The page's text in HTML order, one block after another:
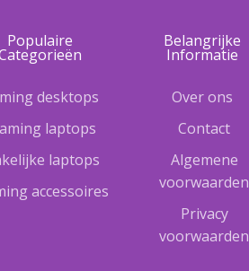
Populaire
desktops
laptops
laptops
accessoires
Belangrijke
Informatie
Over ons
Contact
Algemene
voorwaarden
Privacy
voorwaarden